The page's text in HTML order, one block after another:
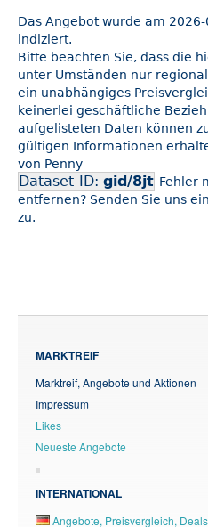
Das Angebot wurde am
indiziert.
Bitte beachten Sie, dass die
unter Umständen nur
ein unabhängiges
keinerlei geschäftliche
aufgelisteten Daten können
gültigen Informationen
von Penny
Dataset-ID: gid/8jt Fehler
entfernen? Senden Sie uns
zu.
MARKTREIF
Marktreif, Angebote und Aktionen
Impressum
Likes
Neueste Angebote
INTERNATIONAL
Angebote, Preisvergleich, Deals